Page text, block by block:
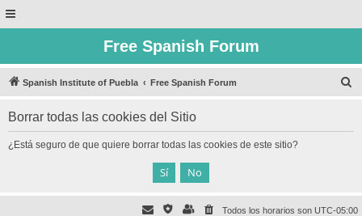
Free Spanish Forum
Spanish Institute of Puebla Free Spanish Forum
Borrar todas las cookies del Sitio
¿Está seguro de que quiere borrar todas las cookies de este sitio?
Todos los horarios son UTC-05:00